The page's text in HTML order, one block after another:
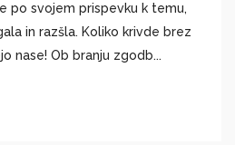
po svojem prispevku k temu,
in razšla. Koliko krivde brez
nase! Ob branju zgodb...